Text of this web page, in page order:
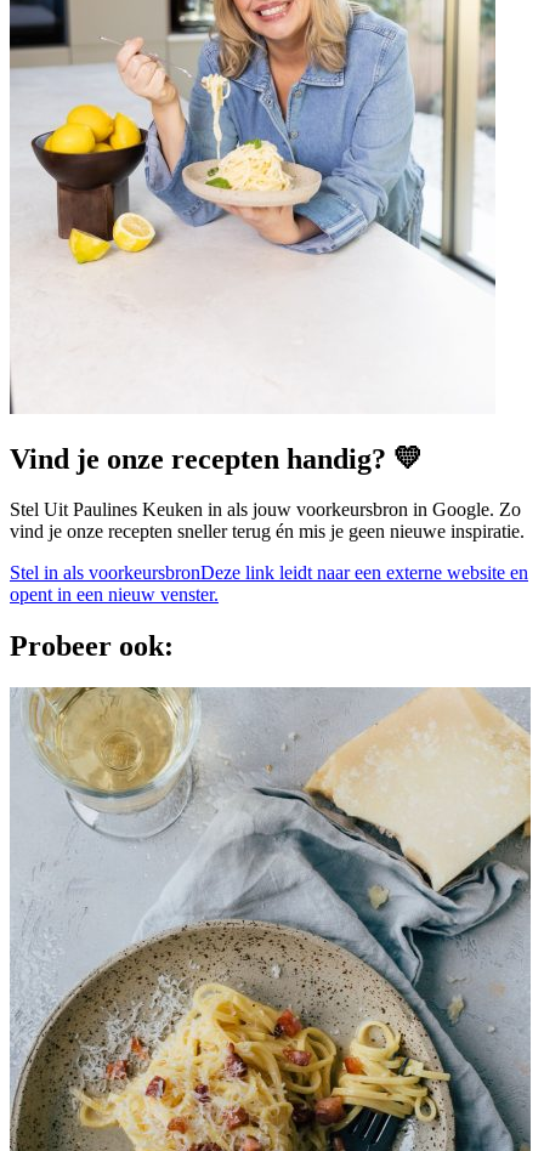
Vind je onze recepten handig? 💛
Stel Uit Paulines Keuken in als jouw voorkeursbron in Google. Zo
vind je onze recepten sneller terug én mis je geen nieuwe inspiratie.
Stel in als voorkeursbronDeze link leidt naar een externe website en
opent in een nieuw venster.
Probeer ook: